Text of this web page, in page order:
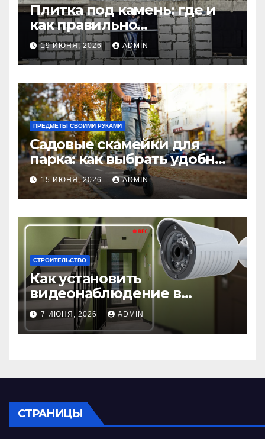
Плитка под камень: где и
как правильно
использовать в интерьере
комнаты?
19 ИЮНЯ, 2026 ADMIN
ПРЕДМЕТЫ СВОИМИ РУКАМИ
Садовые скамейки для
парка: как выбрать удобные
и долговечные модели
Madmetal.ru
15 ИЮНЯ, 2026 ADMIN
СТРОИТЕЛЬСТВО
Как установить
видеонаблюдение в
подъезде: пошаговая
инструкция и советы
7 ИЮНЯ, 2026 ADMIN
СТРАНИЦЫ